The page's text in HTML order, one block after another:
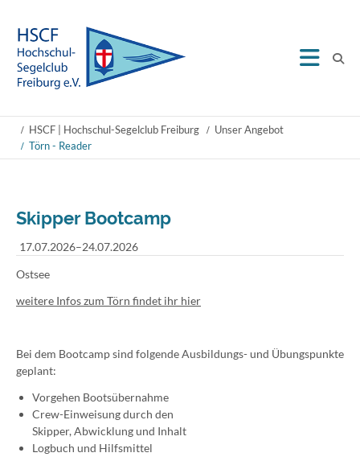
HSCF | Hochschul-Segelclub Freiburg
Unser Angebot
Törn - Reader
Skipper Bootcamp
17.07.2026–24.07.2026
Ostsee
weitere Infos zum Törn findet ihr hier
Bei dem Bootcamp sind folgende Ausbildungs- und Übungspunkte
geplant:
Vorgehen Bootsübernahme
Crew-Einweisung durch den
Skipper, Abwicklung und Inhalt
Logbuch und Hilfsmittel